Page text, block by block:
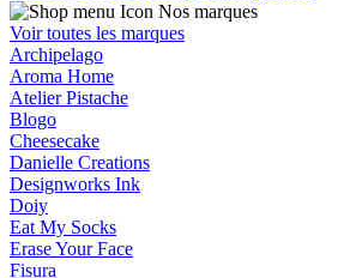
Nos marques
Voir toutes les marques
Archipelago
Aroma Home
Atelier Pistache
Blogo
Cheesecake
Danielle Creations
Designworks Ink
Doiy
Eat My Socks
Erase Your Face
Fisura